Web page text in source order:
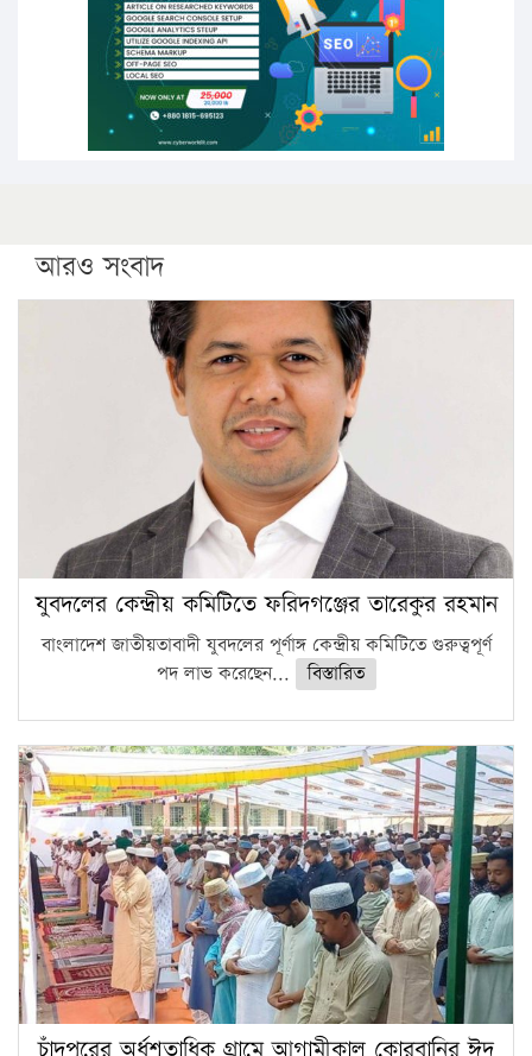
কঠোর হচ্ছে এসএসসি ও এইচএসসি পরীক্ষা
ফরিদগঞ্জে আগুনে পুড়লো ৬ ব্যবসা প্রতিষ্ঠান
আরও সংবাদ
যুবদলের কেন্দ্রীয় কমিটিতে ফরিদগঞ্জের তারেকুর রহমান
বাংলাদেশ জাতীয়তাবাদী যুবদলের পূর্ণাঙ্গ কেন্দ্রীয় কমিটিতে গুরুত্বপূর্ণ
পদ লাভ করেছেন...
বিস্তারিত